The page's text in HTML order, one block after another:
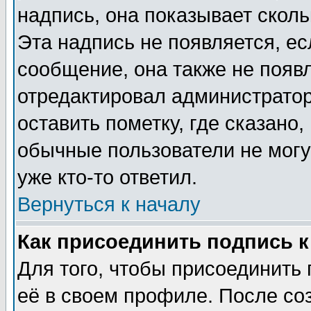
надпись, она показывает
Эта надпись не появляется,
сообщение, она также не
отредактировал
оставить пометку, где
обычные пользователи не
уже кто-то ответил.
Вернуться к началу
Как присоединить подпись
Для того, чтобы
её в своем профиле. После